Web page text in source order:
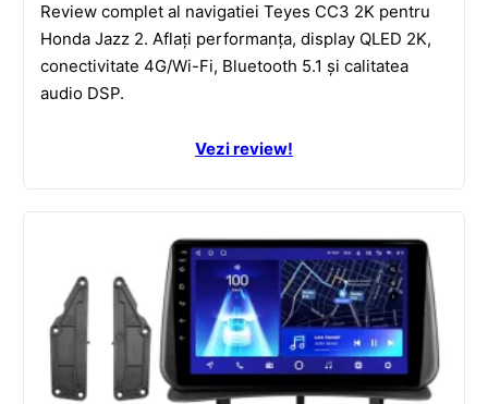
Review complet al navigatiei Teyes CC3 2K pentru
Honda Jazz 2. Aflați performanța, display QLED 2K,
conectivitate 4G/Wi-Fi, Bluetooth 5.1 și calitatea
audio DSP.
Vezi review!